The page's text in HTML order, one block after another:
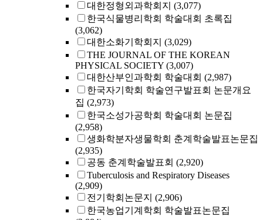
대한정형외과학회지 (3,077)
한국식물병리학회 학술대회 초록집
(3,062)
대한소화기학회지 (3,029)
THE JOURNAL OF THE KOREAN
PHYSICAL SOCIETY (3,007)
대한산부인과학회 학술대회 (2,987)
한국자기학회 학술연구발표회 논문개요
집 (2,973)
한국소성가공학회 학술대회 논문집
(2,958)
생화학분자생물학회 춘계학술발표논문집
(2,935)
공동 춘계학술발표회 (2,920)
Tuberculosis and Respiratory Diseases
(2,909)
전기학회논문지 (2,906)
한국농업기계학회 학술발표논문집